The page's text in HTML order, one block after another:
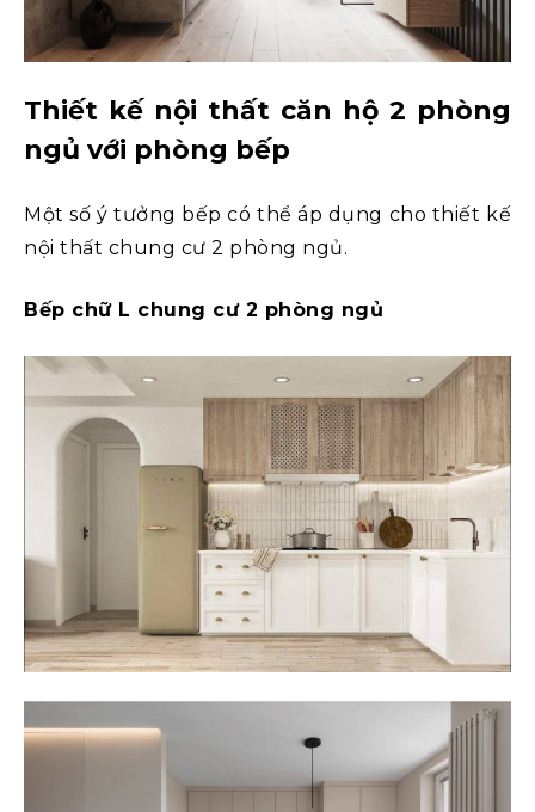
Thiết kế nội thất căn hộ 2 phòng
ngủ với phòng bếp
Một số ý tưởng bếp có thể áp dụng cho thiết kế
nội thất chung cư 2 phòng ngủ.
Bếp chữ L chung cư 2 phòng ngủ